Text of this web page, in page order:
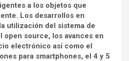
a los objetos que
Los desarrollos en
utilización del sistema de
open source, los avances en
electrónico así como el
para smartphones, el 4 y 5